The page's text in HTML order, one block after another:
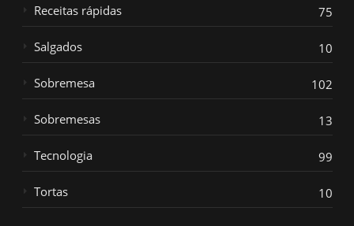
Receitas rápidas 75
Salgados 10
Sobremesa 102
Sobremesas 13
Tecnologia 99
Tortas 10